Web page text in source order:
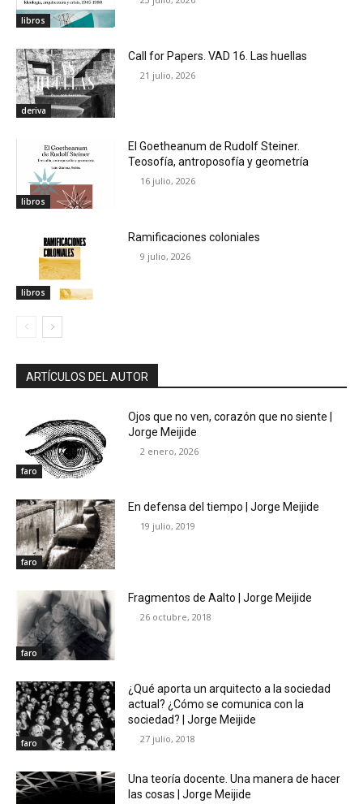
libros
deriva
Call for Papers. VAD 16. Las huellas
21 julio, 2026
libros
El Goetheanum de Rudolf Steiner.
Teosofía, antroposofía y geometría
16 julio, 2026
libros
Ramificaciones coloniales
9 julio, 2026
ARTÍCULOS DEL AUTOR
faro
Ojos que no ven, corazón que no siente |
Jorge Meijide
2 enero, 2026
faro
En defensa del tiempo | Jorge Meijide
19 julio, 2019
faro
Fragmentos de Aalto | Jorge Meijide
26 octubre, 2018
faro
¿Qué aporta un arquitecto a la sociedad
actual? ¿Cómo se comunica con la
sociedad? | Jorge Meijide
27 julio, 2018
Una teoría docente. Una manera de hacer
las cosas | Jorge Meijide